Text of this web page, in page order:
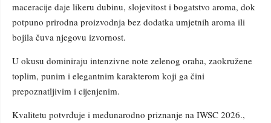
maceracije daje likeru dubinu, slojevitost i bogatstvo aroma, dok
potpuno prirodna proizvodnja bez dodatka umjetnih aroma ili
bojila čuva njegovu izvornost.
U okusu dominiraju intenzivne note zelenog oraha, zaokružene
toplim, punim i elegantnim karakterom koji ga čini
prepoznatljivim i cijenjenim.
Kvalitetu potvrđuje i međunarodno priznanje na IWSC 2026.,